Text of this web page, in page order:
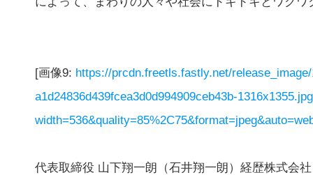
[画像9: https://prcdn.freetls.fastly.net/
a1d24836d439fcea3d0d994909ceb43b-
代表取締役 山下翔一朗（石井翔一朗）経歴株式会